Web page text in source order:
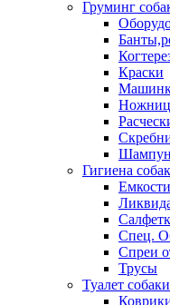
Груминг
Краски
Гигиена
Емкости
Спец.
Спреи
Трусы
Туалет собаки